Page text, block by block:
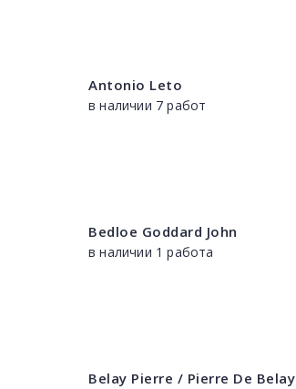
Antonio Leto
в наличии 7 работ
Bedloe Goddard John
в наличии 1 работа
Belay Pierre / Pierre De Belay